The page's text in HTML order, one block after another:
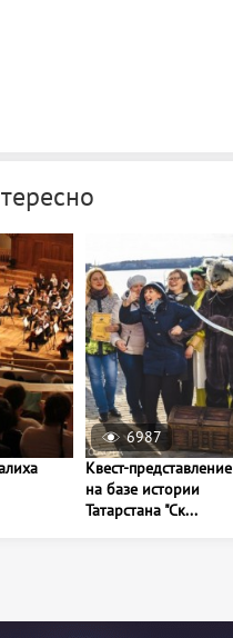
6987
Квест-представление
на базе истории
Татарстана "Ск...